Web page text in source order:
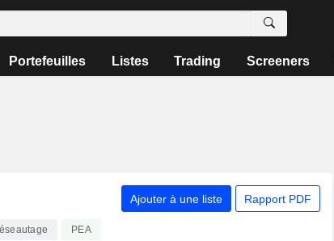
Portefeuilles Listes Trading Screeners
Ajouter à une liste Rapport PDF
PEA